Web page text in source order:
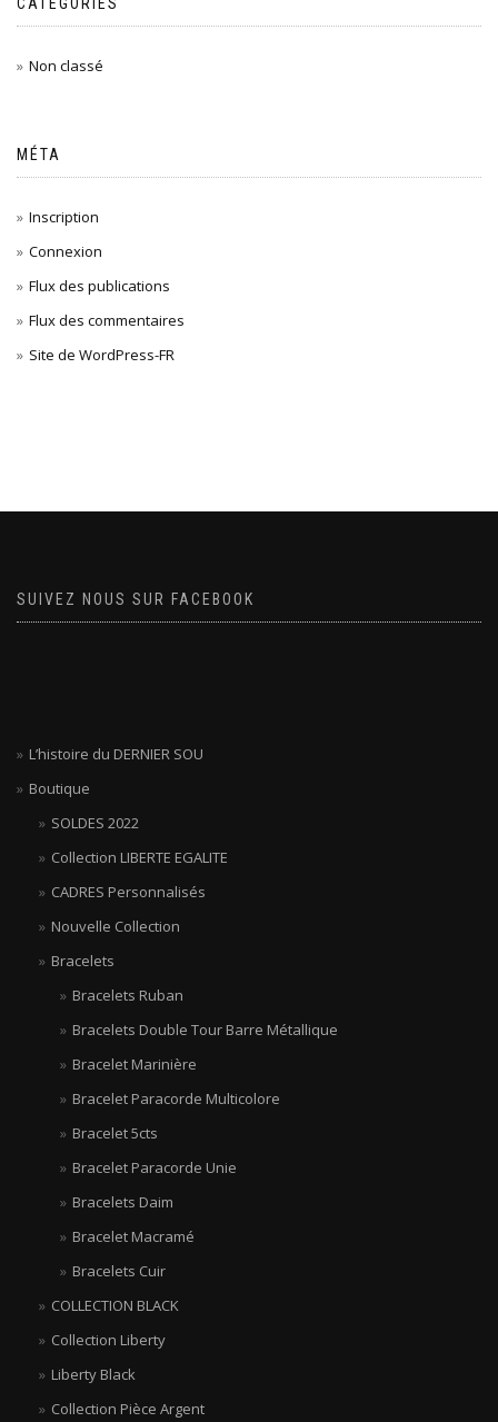
Non classé
MÉTA
Inscription
Connexion
Flux des publications
Flux des commentaires
Site de WordPress-FR
SUIVEZ NOUS SUR FACEBOOK
L’histoire du DERNIER SOU
Boutique
SOLDES 2022
Collection LIBERTE EGALITE
CADRES Personnalisés
Nouvelle Collection
Bracelets
Bracelets Ruban
Bracelets Double Tour Barre Métallique
Bracelet Marinière
Bracelet Paracorde Multicolore
Bracelet 5cts
Bracelet Paracorde Unie
Bracelets Daim
Bracelet Macramé
Bracelets Cuir
COLLECTION BLACK
Collection Liberty
Liberty Black
Collection Pièce Argent